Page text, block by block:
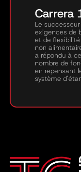
Carrera
Le
exigences de
et de
non
a répondu à
nombre de
en repensant
système